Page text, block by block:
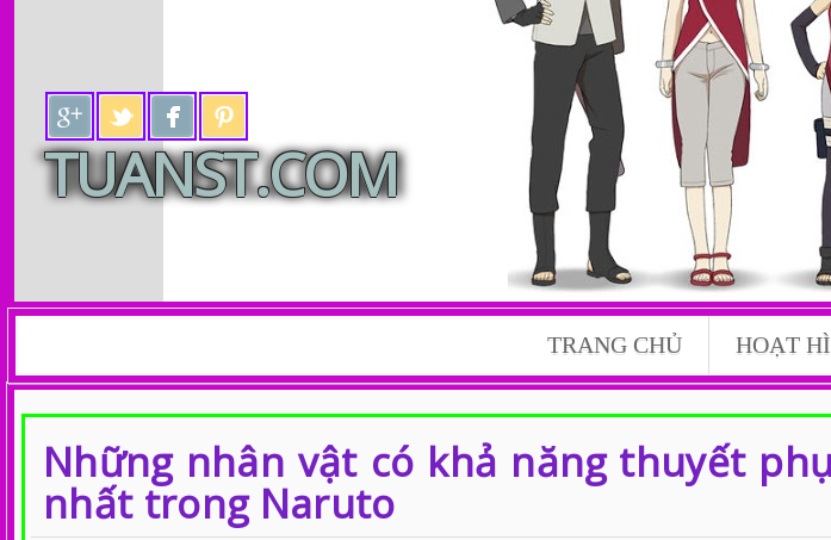
TUANST.COM
Tin tức Anime, Manga, Manhua, Công Nghệ, Cuộc
TRANG CHỦ HOẠT
Những nhân vật có khả năng thuyết
nhất trong Naruto